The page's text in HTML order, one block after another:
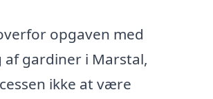
opgaven med
gardiner i Marstal,
ikke at være